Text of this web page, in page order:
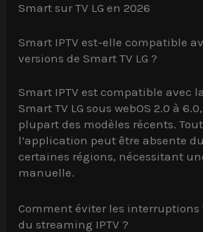
Smart sur TV LG en 2026
Smart IPTV est-elle compatible
versions de Smart TV LG ?
Smart IPTV est compatible avec
Smart TV LG sous webOS 2.0 à
plupart des modèles récents.
l’application peut être absente
certaines régions, nécessitant
manuelle.
Comment éviter les interruptions
du streaming IPTV ?